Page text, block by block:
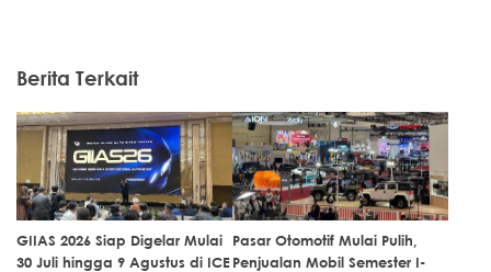
Berita Terkait
GIIAS 2026 Siap Digelar Mulai
30 Juli hingga 9 Agustus di ICE
Pasar Otomotif Mulai Pulih,
Penjualan Mobil Semester I-